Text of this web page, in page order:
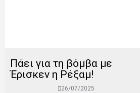
Πάει για τη βόμβα με
Έρισκεν η Ρέξαμ!
26/07/2025